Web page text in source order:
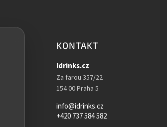
KONTAKT
Idrinks.cz
Za farou 357/22
154 00 Praha 5
info@idrinks.cz
+420 737 584 582